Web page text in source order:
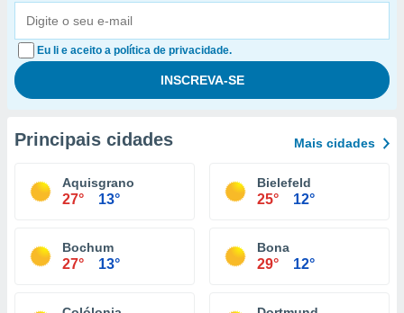
Eu li e aceito a política de privacidade.
Principais cidades Mais cidades
Aquisgrano
27° 13°
Bielefeld
25° 12°
Bochum
27° 13°
Bona
29° 12°